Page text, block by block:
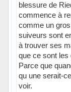
blessure de
commence à
comme un
suiveurs sont
à trouver ses
que ce sont les
Parce que
qu une serait-
voir.